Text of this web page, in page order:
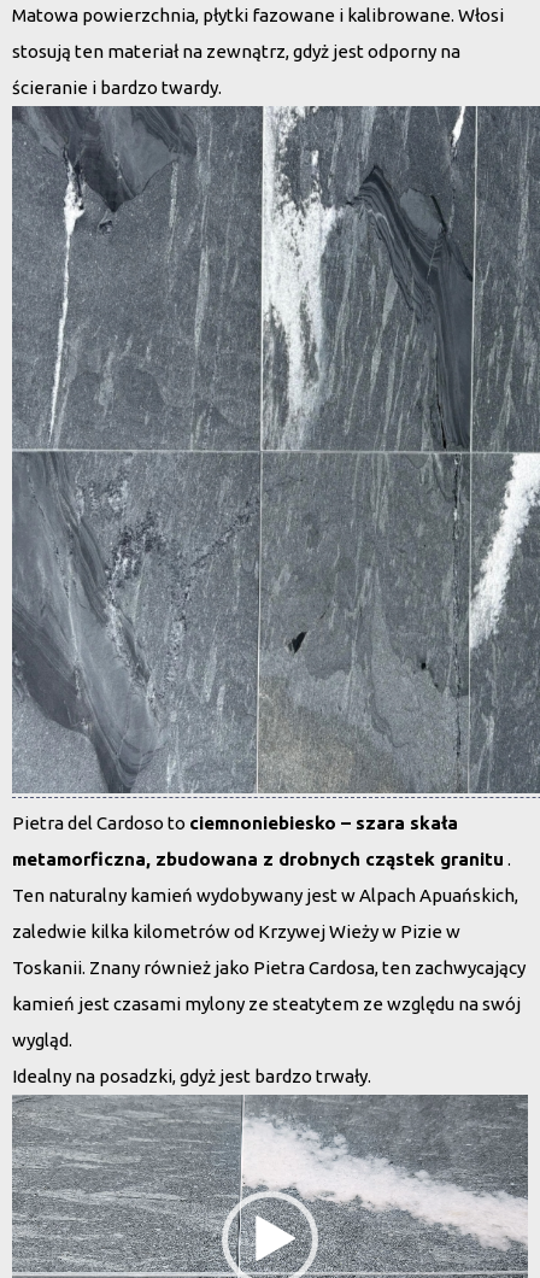
Matowa powierzchnia, płytki fazowane i kalibrowane. Włosi
stosują ten materiał na zewnątrz, gdyż jest odporny na
ścieranie i bardzo twardy.
Pietra del Cardoso to ciemnoniebiesko – szara skała
metamorficzna, zbudowana z drobnych cząstek granitu .
Ten naturalny kamień wydobywany jest w Alpach Apuańskich,
zaledwie kilka kilometrów od Krzywej Wieży w Pizie w
Toskanii. Znany również jako Pietra Cardosa, ten zachwycający
kamień jest czasami mylony ze steatytem ze względu na swój
wygląd.
Idealny na posadzki, gdyż jest bardzo trwały.
Odtwarzacz
video